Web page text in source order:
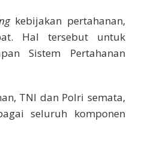
kebijakan pertahanan,
Hal tersebut untuk
Sistem Pertahanan
TNI dan Polri semata,
seluruh komponen